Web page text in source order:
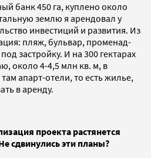
банк 450 га, куплено около
землю я арендовал у
инвестиций и развития. Из
пляж, бульвар, променад-
застройку. И на 300 гектарах
около 4-4,5 млн кв. м, в
апарт-отели, то есть жилье,
в аренду.
проекта растянется
сдвинулись эти планы?